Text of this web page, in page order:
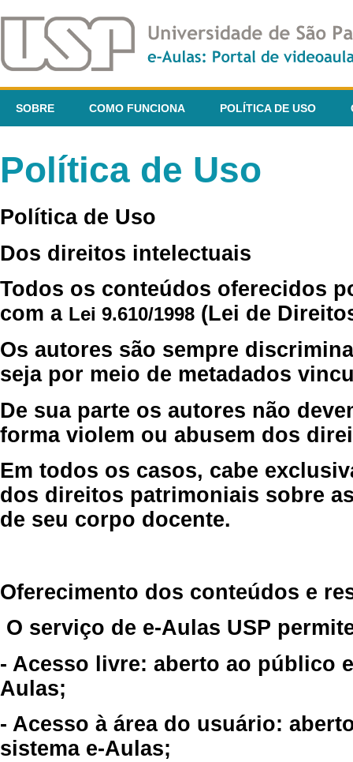
SOBRE COMO FUNCIONA POLÍTICA DE USO
Política de Uso
Política de Uso
Dos direitos intelectuais
Todos os conteúdos oferecidos
com a Lei 9.610/1998 (Lei de
Os autores são sempre
seja por meio de metadados
De sua parte os autores não
forma violem ou abusem dos
Em todos os casos, cabe
dos direitos patrimoniais sobre
de seu corpo docente.
Oferecimento dos conteúdos e
O serviço de e-Aulas USP
- Acesso livre: aberto ao público
Aulas;
- Acesso à área do usuário:
sistema e-Aulas;